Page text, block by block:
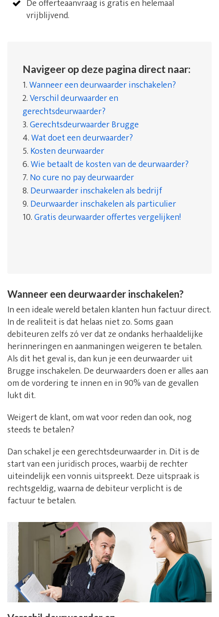
De offerteaanvraag is gratis en helemaal
vrijblijvend.
Navigeer op deze pagina direct naar:
1.Wanneer een deurwaarder inschakelen?
2.Verschil deurwaarder en
gerechtsdeurwaarder?
3.Gerechtsdeurwaarder Brugge
4.Wat doet een deurwaarder?
5. Kosten deurwaarder
6.Wie betaalt de kosten van de deurwaarder?
7. No cure no pay deurwaarder
8. Deurwaarder inschakelen als bedrijf
9. Deurwaarder inschakelen als particulier
10.Gratis deurwaarder offertes vergelijken!
Wanneer een deurwaarder inschakelen?
In een ideale wereld betalen klanten hun factuur direct.
In de realiteit is dat helaas niet zo. Soms gaan
debiteuren zelfs zó ver dat ze ondanks herhaaldelijke
herinneringen en aanmaningen weigeren te betalen.
Als dit het geval is, dan kun je een deurwaarder uit
Brugge inschakelen. De deurwaarders doen er alles aan
om de vordering te innen en in 90% van de gevallen
lukt dit.
Weigert de klant, om wat voor reden dan ook, nog
steeds te betalen?
Dan schakel je een gerechtsdeurwaarder in. Dit is de
start van een juridisch proces, waarbij de rechter
uiteindelijk een vonnis uitspreekt. Deze uitspraak is
rechtsgeldig, waarna de debiteur verplicht is de
factuur te betalen.